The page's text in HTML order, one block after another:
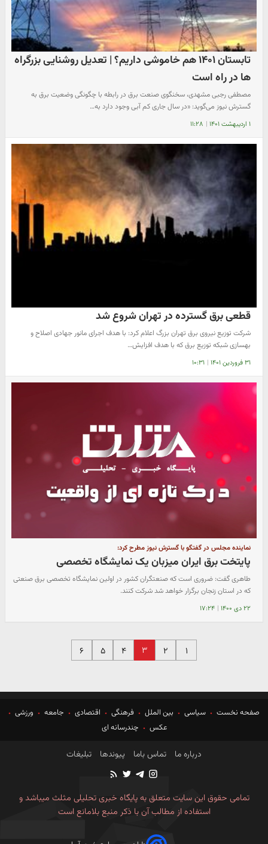
تابستان ۱۴۰۱ هم خاموشی داریم؟ | تعدیل روشنایی بزرگراه
ها در راه است
مصطفی رجبی مشهدی، سخنگوی صنعت برق در رابطه با چگونگی وضعیت برق به
گسترش نیوز می‌گوید: «در سال جاری کم آبی وجود دارد به…
۱ اردیبهشت ۱۴۰۱ | ۱۱:۲۸
قطعی برق گسترده در تهران شروع شد
شرکت توزیع نیروی برق تهران بزرگ اعلام کرد: با هدف اجرای مانور جهادی اصلاح و
بهسازی شبکه توزیع برق که با هدف افزایش…
۳۱ فروردین ۱۴۰۱ | ۱۰:۳۱
نماینده مجلس در گفتگو با گسترش نیوز مطرح کرد:
پایتخت برق ایران میزبان یک نمایشگاه تخصصی
طاهری گفت: ضروری است که صنعتگران کشور در اولین نمایشگاه تخصصی برق صنعتی
که در استان زنجان برگزار خواهد شد شرکت کنند.
۲۲ دی ۱۴۰۰ | ۱۷:۲۴
۱ ۲ ۳ ۴ ۵ ۶
صفحه نخست سیاسی بین الملل فرهنگی اقتصادی جامعه
ورزشی
عکس
چندرسانه ای
درباره ما تماس باما پیوندها تبلیغات
تمامی حقوق این سایت متعلق به پایگاه خبری تحلیلی مثلث میباشد و
استفاده از مطالب آن با ذکر منبع بلامانع است